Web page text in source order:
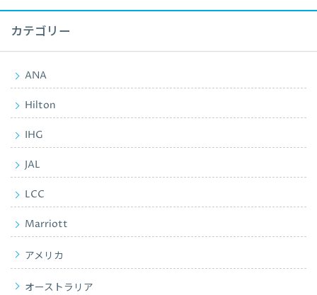
カテゴリー
ANA
Hilton
IHG
JAL
LCC
Marriott
アメリカ
オーストラリア